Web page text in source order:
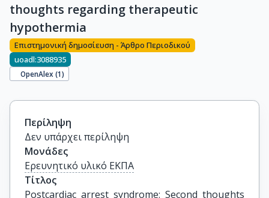
thoughts regarding therapeutic
hypothermia
Επιστημονική δημοσίευση - Άρθρο Περιοδικού
uoadl:3088935
OpenAlex (1)
Περίληψη
Δεν υπάρχει περίληψη
Μονάδες
Ερευνητικό υλικό ΕΚΠΑ
Τίτλος
Postcardiac arrest syndrome: Second thoughts